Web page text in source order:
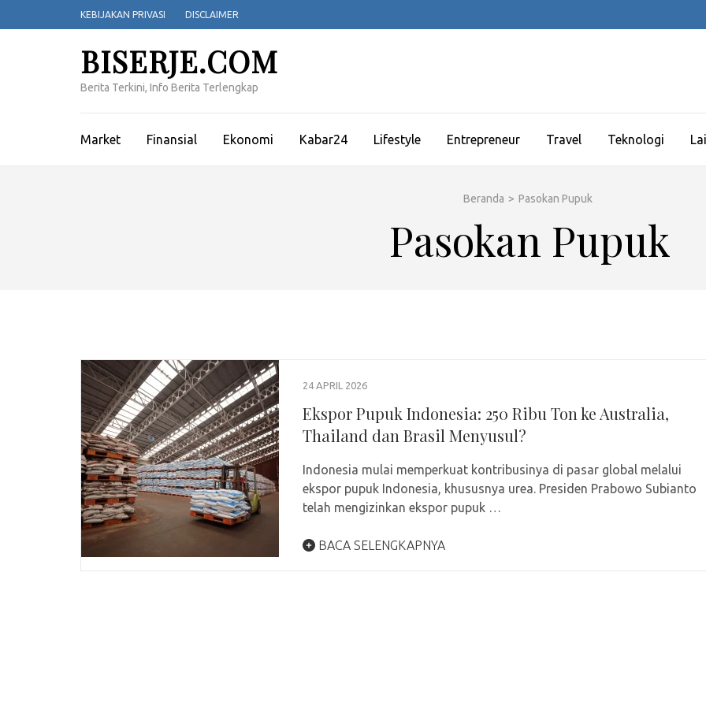
ke
KEBIJAKAN PRIVASI DISCLAIMER
BISERJE.COM
Berita Terkini, Info Berita Terlengkap
Market Finansial Ekonomi Kabar24 Lifestyle Entrepreneur Travel Teknologi
Beranda > Pasokan Pupuk
Pasokan Pupuk
24 APRIL 2026
Ekspor Pupuk Indonesia: 250 Ribu Ton ke Australia,
Thailand dan Brasil Menyusul?
Indonesia mulai memperkuat kontribusinya di pasar global melalui
ekspor pupuk Indonesia, khususnya urea. Presiden Prabowo Subianto
telah mengizinkan ekspor pupuk …
BACA SELENGKAPNYA